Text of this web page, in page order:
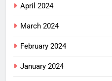
April 2024
March 2024
February 2024
January 2024